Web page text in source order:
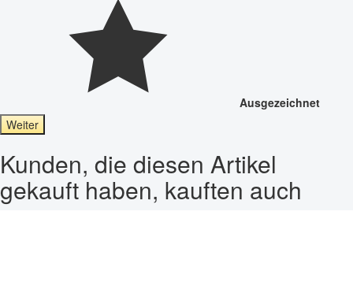
Ausgezeichnet
Weiter
Kunden, die diesen Artikel
gekauft haben, kauften auch